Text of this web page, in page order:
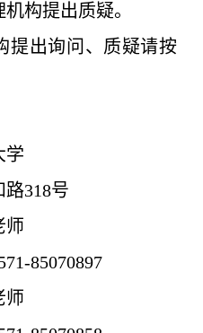
构提出质疑。
提出询问、质疑请按
学
318号
师
85070897
师